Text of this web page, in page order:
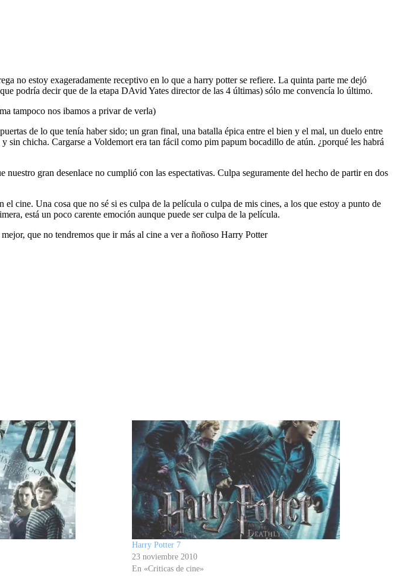
no estoy exageradamente receptivo en lo que a harry potter se refiere. La quinta parte me dejó
podría decir que de la etapa DAvid Yates director de las 4 últimas) sólo me convencía lo último.
tampoco nos ibamos a privar de verla)
de lo que tenía haber sido; un gran final, una batalla épica entre el bien y el mal, un duelo entre
chicha. Cargarse a Voldemort era tan fácil como pim papum bocadillo de atún. ¿porqué les habrá
gran desenlace no cumplió con las espectativas. Culpa seguramente del hecho de partir en dos
cine. Una cosa que no sé si es culpa de la película o culpa de mis cines, a los que estoy a punto de
está un poco carente emoción aunque puede ser culpa de la película.
que no tendremos que ir más al cine a ver a ñoñoso Harry Potter
Harry Potter 7
23 noviembre 2010
En «Criticas de cine»